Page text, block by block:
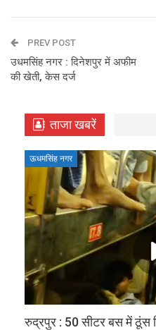
PREV POST
उधमसिंह नगर : दिनेशपुर में अफीम
की खेती, केस दर्ज
ताजा खबरें
ऊधमसिंह नगर
रुद्रपुर : 50 सीटर बस में ठूंस